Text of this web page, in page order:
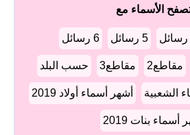
الأسماء مع
5 رسائل 6 رسائل
مقاطع2 مقاطع3 حسب البلد
الشعبية أشهر أسماء أولاد 2019
أسماء بنات 2019